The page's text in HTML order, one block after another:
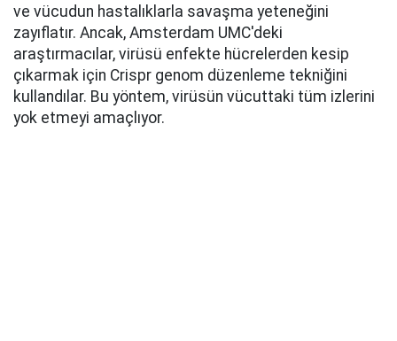
ve vücudun hastalıklarla savaşma yeteneğini
zayıflatır. Ancak, Amsterdam UMC'deki
araştırmacılar, virüsü enfekte hücrelerden kesip
çıkarmak için Crispr genom düzenleme tekniğini
kullandılar. Bu yöntem, virüsün vücuttaki tüm izlerini
yok etmeyi amaçlıyor.